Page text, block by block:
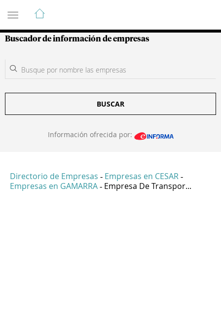
Guía de Empresas Colombianas
Buscador de información de empresas
BUSCAR
Información ofrecida por:
Directorio de Empresas - Empresas en CESAR -
Empresas en GAMARRA - Empresa De Transpor...